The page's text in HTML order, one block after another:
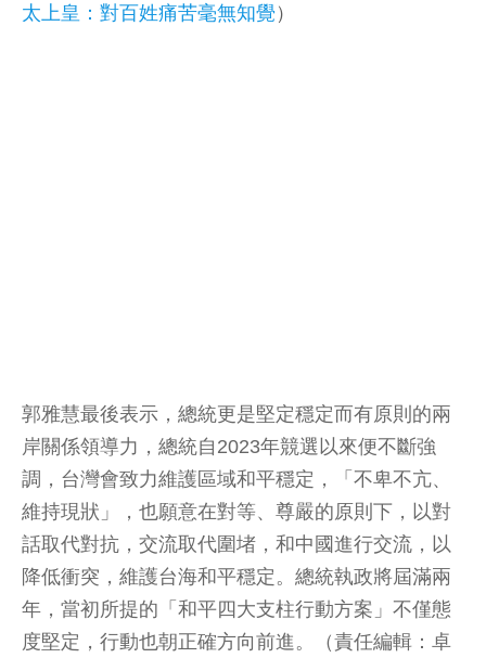
太上皇：對百姓痛苦毫無知覺 ）
郭雅慧最後表示，總統更是堅定穩定而有原則的兩
岸關係領導力，總統自2023年競選以來便不斷強
調，台灣會致力維護區域和平穩定，「不卑不亢、
維持現狀」，也願意在對等、尊嚴的原則下，以對
話取代對抗，交流取代圍堵，和中國進行交流，以
降低衝突，維護台海和平穩定。總統執政將屆滿兩
年，當初所提的「和平四大支柱行動方案」不僅態
度堅定，行動也朝正確方向前進。（責任編輯：卓